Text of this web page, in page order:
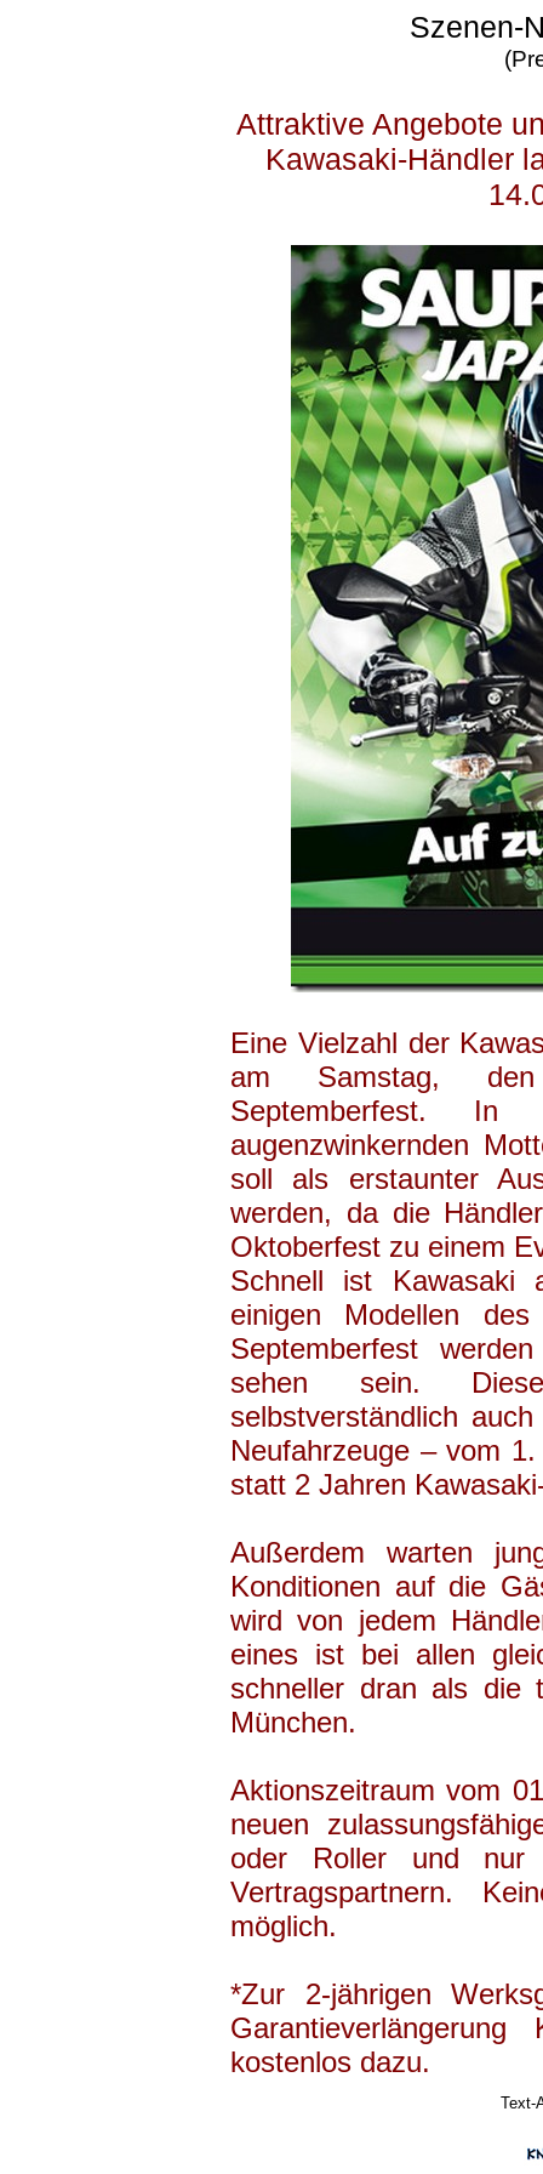
Szenen-
Attraktive Angebote
Kawasaki-Händler
Eine Vielzahl der
am Samstag,
Septemberfest.
augenzwinkernden
soll als erstaunter
werden, da die
Oktoberfest zu einem
Schnell ist Kawasaki
einigen Modellen
Septemberfest
sehen sein.
selbstverständlich
Neufahrzeuge – vom
statt 2 Jahren
Außerdem warten
Konditionen auf die
wird von jedem
eines ist bei allen
schneller dran als die
München.
Aktionszeitraum vom
neuen
oder Roller und nur
Vertragspartnern.
möglich.
*Zur 2-jährigen
kostenlos dazu.
Text-